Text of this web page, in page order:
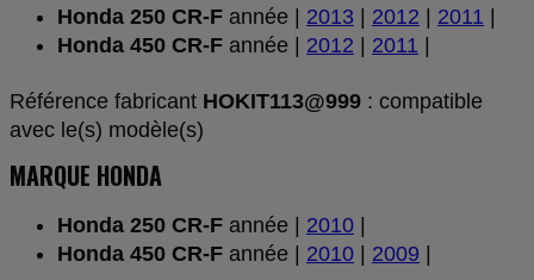
Honda 250 CR-F année | 2013 2012 2011
Honda 450 CR-F année | 2012 2011
Référence fabricant HOKIT113@999 : compatible
avec le(s) modèle(s)
MARQUE HONDA
Honda 250 CR-F année | 2010
Honda 450 CR-F année | 2010 2009